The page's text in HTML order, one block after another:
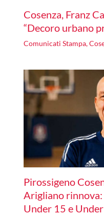
Cosenza, Franz
“Decoro urbano
Comunicati Stampa,
Pirossigeno
Arigliano
Under 15 e